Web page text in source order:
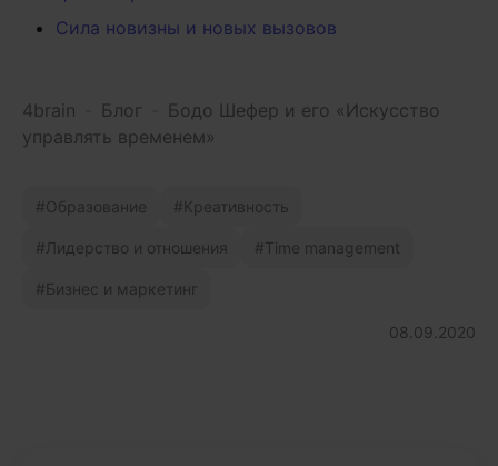
Сила новизны и новых вызовов
4brain Блог
Бодо Шефер и его «Искусство
управлять временем»
Образование Креативность
Лидерство и отношения Time management
Бизнес и маркетинг
08.09.2020